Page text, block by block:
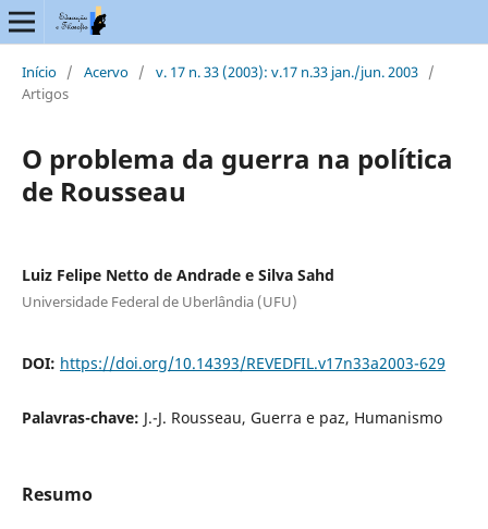
Início / Acervo / v. 17 n. 33 (2003): v.17 n.33 jan./jun. 2003 /
Artigos
O problema da guerra na política
de Rousseau
Luiz Felipe Netto de Andrade e Silva Sahd
Universidade Federal de Uberlândia (UFU)
DOI: https://doi.org/10.14393/REVEDFIL.v17n33a2003-629
Palavras-chave: J.-J. Rousseau, Guerra e paz, Humanismo
Resumo